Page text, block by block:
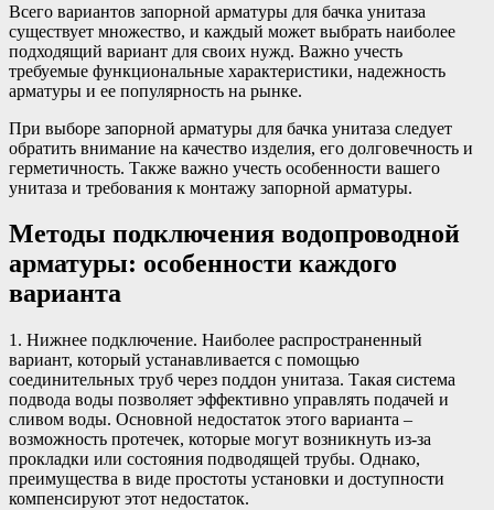
Всего вариантов запорной арматуры для бачка унитаза
существует множество, и каждый может выбрать наиболее
подходящий вариант для своих нужд. Важно учесть
требуемые функциональные характеристики, надежность
арматуры и ее популярность на рынке.
При выборе запорной арматуры для бачка унитаза следует
обратить внимание на качество изделия, его долговечность и
герметичность. Также важно учесть особенности вашего
унитаза и требования к монтажу запорной арматуры.
Методы подключения водопроводной
арматуры: особенности каждого
варианта
1. Нижнее подключение. Наиболее распространенный
вариант, который устанавливается с помощью
соединительных труб через поддон унитаза. Такая система
подвода воды позволяет эффективно управлять подачей и
сливом воды. Основной недостаток этого варианта –
возможность протечек, которые могут возникнуть из-за
прокладки или состояния подводящей трубы. Однако,
преимущества в виде простоты установки и доступности
компенсируют этот недостаток.